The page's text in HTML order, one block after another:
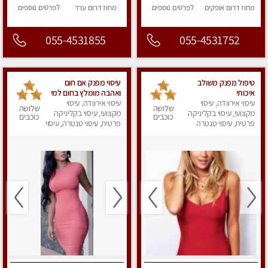
מחוז דרום אופקים לפרטים נוספים
055-4531752
מחוז דרוםערד לפרטים נוספים
055-4531855
טיפול מפנק משולב
איכותי
עיסוי אירוודה, עיסוי
מקצועי, עיסוי בקליניקה
פרטית, עיסוי טנטרה
שלושה
כוכבים
עיסוי מפנק אם חום
ואהבה מומלץ בחום למי
שרוצה להירגע- מומלץ
לחלוטין! פרטי
עיסוי אירוודה, עיסוי
מקצועי, עיסוי בקליניקה
פרטית, עיסוי טנטרה, עיסוי
שלושה
כוכבים